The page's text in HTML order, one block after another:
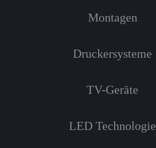
Montagen
Druckersysteme
TV-Geräte
LED Technologie